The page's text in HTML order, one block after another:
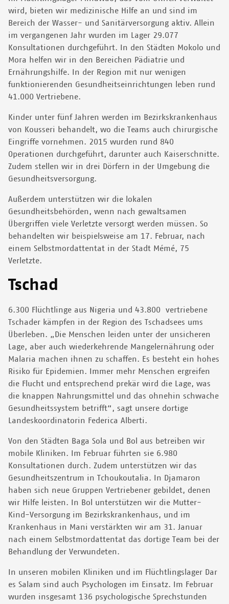
wird, bieten wir medizinische Hilfe an und sind im
Bereich der Wasser- und Sanitärversorgung aktiv. Allein
im vergangenen Jahr wurden im Lager 29.077
Konsultationen durchgeführt. In den Städten Mokolo und
Mora helfen wir in den Bereichen Pädiatrie und
Ernährungshilfe. In der Region mit nur wenigen
funktionierenden Gesundheitseinrichtungen leben rund
41.000 Vertriebene.
Kinder unter fünf Jahren werden im Bezirkskrankenhaus
von Kousseri behandelt, wo die Teams auch chirurgische
Eingriffe vornehmen. 2015 wurden rund 840
Operationen durchgeführt, darunter auch Kaiserschnitte.
Zudem stellen wir in drei Dörfern in der Umgebung die
Gesundheitsversorgung.
Außerdem unterstützen wir die lokalen
Gesundheitsbehörden, wenn nach gewaltsamen
Übergriffen viele Verletzte versorgt werden müssen. So
behandelten wir beispielsweise am 17. Februar, nach
einem Selbstmordattentat in der Stadt Mémé, 75
Verletzte.
Tschad
6.300 Flüchtlinge aus Nigeria und 43.800 vertriebene
Tschader kämpfen in der Region des Tschadsees ums
Überleben. „Die Menschen leiden unter der unsicheren
Lage, aber auch wiederkehrende Mangelernährung oder
Malaria machen ihnen zu schaffen. Es besteht ein hohes
Risiko für Epidemien. Immer mehr Menschen ergreifen
die Flucht und entsprechend prekär wird die Lage, was
die knappen Nahrungsmittel und das ohnehin schwache
Gesundheitssystem betrifft“, sagt unsere dortige
Landeskoordinatorin Federica Alberti.
Von den Städten Baga Sola und Bol aus betreiben wir
mobile Kliniken. Im Februar führten sie 6.980
Konsultationen durch. Zudem unterstützen wir das
Gesundheitszentrum in Tchoukoutalia. In Djamaron
haben sich neue Gruppen Vertriebener gebildet, denen
wir Hilfe leisten. In Bol unterstützen wir die Mutter-
Kind-Versorgung im Bezirkskrankenhaus, und im
Krankenhaus in Mani verstärkten wir am 31. Januar
nach einem Selbstmordattentat das dortige Team bei der
Behandlung der Verwundeten.
In unseren mobilen Kliniken und im Flüchtlingslager Dar
es Salam sind auch Psychologen im Einsatz. Im Februar
wurden insgesamt 136 psychologische Sprechstunden